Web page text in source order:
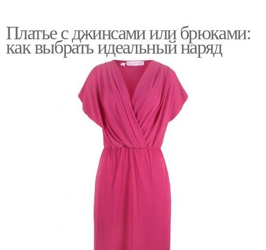
Платье с джинсами или брюками:
как выбрать идеальный наряд